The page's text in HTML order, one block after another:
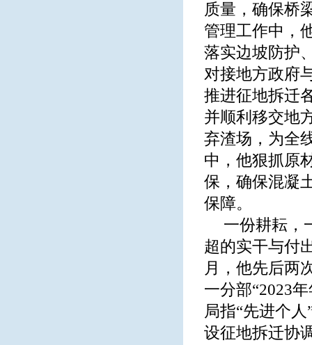
质量，确保桥
管理工作中，
落实边坡防护
对接地方政府
推进征地拆迁
并顺利移交地
弃渣场，为全
中，他狠抓原
保，确保混凝
保障。
一份耕耘，
超的实干与付
月，他先后两
一分部“2023
局指“先进个
设征地拆迁协